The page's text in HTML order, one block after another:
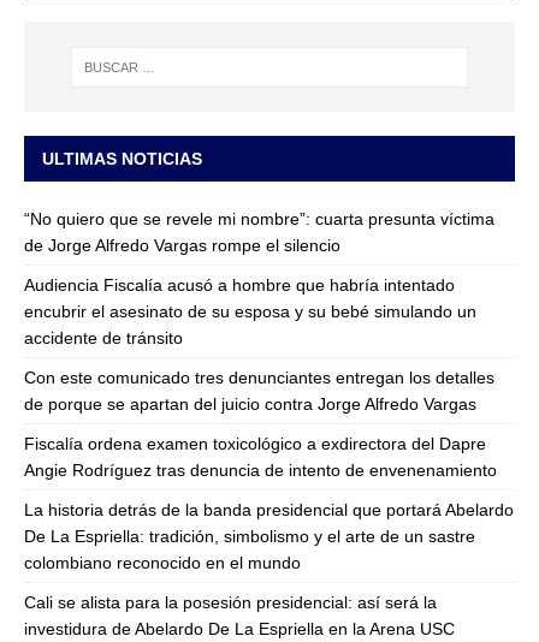
ULTIMAS NOTICIAS
“No quiero que se revele mi nombre”: cuarta presunta víctima
de Jorge Alfredo Vargas rompe el silencio
Audiencia Fiscalía acusó a hombre que habría intentado
encubrir el asesinato de su esposa y su bebé simulando un
accidente de tránsito
Con este comunicado tres denunciantes entregan los detalles
de porque se apartan del juicio contra Jorge Alfredo Vargas
Fiscalía ordena examen toxicológico a exdirectora del Dapre
Angie Rodríguez tras denuncia de intento de envenenamiento
La historia detrás de la banda presidencial que portará Abelardo
De La Espriella: tradición, simbolismo y el arte de un sastre
colombiano reconocido en el mundo
Cali se alista para la posesión presidencial: así será la
investidura de Abelardo De La Espriella en la Arena USC